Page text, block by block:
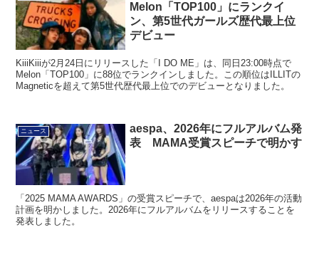
Melon「TOP100」にランクイ
ン、第5世代ガールズ歴代最上位
デビュー
KiiiKiiiが2月24日にリリースした「I DO ME」は、同日23:00時点で
Melon「TOP100」に88位でランクインしました。この順位はILLITの
Magneticを超えて第5世代歴代最上位でのデビューとなりました。
ニュース
aespa、2026年にフルアルバム発
表 MAMA受賞スピーチで明かす
「2025 MAMA AWARDS」の受賞スピーチで、aespaは2026年の活動
計画を明かしました。2026年にフルアルバムをリリースすることを
発表しました。